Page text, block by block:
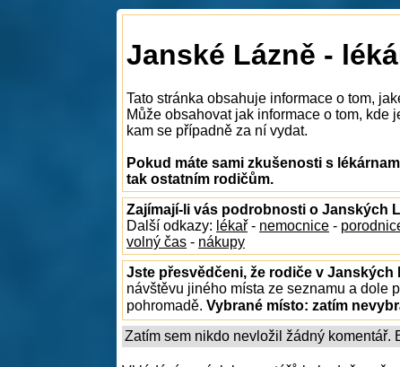
Janské Lázně -
Tato stránka obsahuje informace o tom,
Může obsahovat jak informace o tom, kde
kam se případně za ní vydat.
Pokud máte sami zkušenosti s
tak ostatním rodičům.
Zajímají-li vás podrobnosti o Janských
Další odkazy: lékař - nemocnice -
volný čas - nákupy
Jste přesvědčeni, že rodiče v
návštěvu jiného místa ze seznamu a dole
pohromadě. Vybrané místo: zatím
Zatím sem nikdo nevložil žádný komentář.